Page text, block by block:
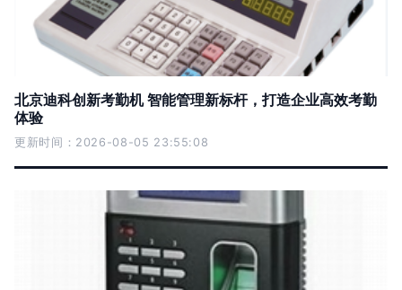
北京迪科创新考勤机 智能管理新标杆，打造企业高效考勤
体验
更新时间：2026-08-05 23:55:08